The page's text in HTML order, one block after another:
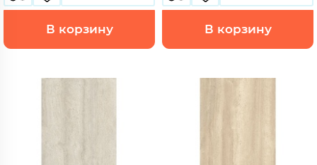
В корзину В корзину